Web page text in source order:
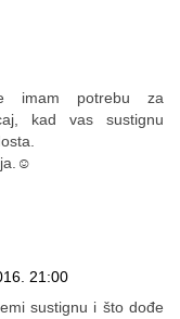
imam potrebu za
kad vas sustignu
21:00
sustignu i što dođe